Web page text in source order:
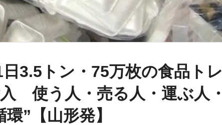
3.5トン・75万枚の食品トレ
使う人・売る人・運ぶ人・
”【山形発】